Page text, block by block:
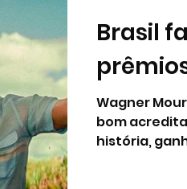
Brasil
Wagner
bom
história,